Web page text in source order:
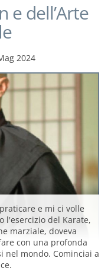
e dell’Arte
2024
e mi ci volle
l'esercizio del Karate,
marziale, doveva
con una profonda
nel mondo. Cominciai a